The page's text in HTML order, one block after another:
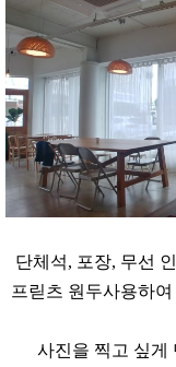
단체석, 포장, 무선
프릳츠 원두사용하
사진을 찍고 싶게